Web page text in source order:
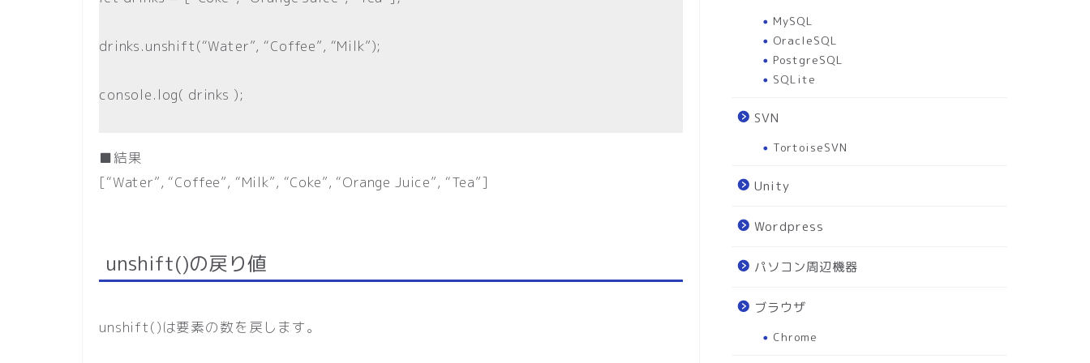
drinks.unshift(“Water”, “Coffee”, “Milk”);
console.log( drinks );
■結果
[“Water”, “Coffee”, “Milk”, “Coke”, “Orange Juice”, “Tea”]
unshift()の戻り値
unshift()は要素の数を戻します。
MySQL
OracleSQL
PostgreSQL
SQLite
SVN
TortoiseSVN
Unity
Wordpress
パソコン周辺機器
ブラウザ
Chrome